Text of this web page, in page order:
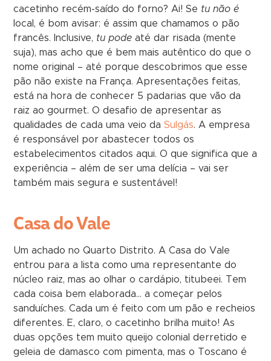
cacetinho recém-saído do forno? Ai! Se tu não é
local, é bom avisar: é assim que chamamos o pão
francês. Inclusive, tu podeaté dar risada (mente
suja), mas acho que é bem mais autêntico do que o
nome original – até porque descobrimos que esse
pão não existe na França. Apresentações feitas,
está na hora de conhecer 5 padarias que vão da
raiz ao gourmet. O desafio de apresentar as
qualidades de cada uma veio daSulgás. A empresa
é responsável por abastecer todos os
estabelecimentos citados aqui. O que significa que a
experiência – além de ser uma delícia – vai ser
também mais segura e sustentável!
Casa do Vale
Um achado no Quarto Distrito. A Casa do Vale
entrou para a lista como uma representante do
núcleo raiz, mas ao olhar o cardápio, titubeei. Tem
cada coisa bem elaborada… a começar pelos
sanduíches. Cada um é feito com um pão e recheios
diferentes. E, claro, o cacetinho brilha muito! As
duas opções tem muito queijo colonial derretido e
geleia de damasco com pimenta, mas o Toscano é